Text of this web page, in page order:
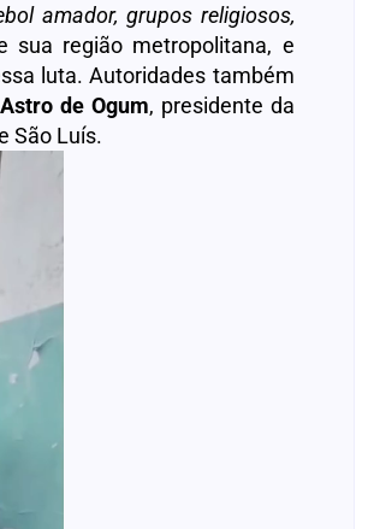
amador, grupos religiosos,
região metropolitana, e
luta. Autoridades também
de Ogum, presidente da
São Luís.